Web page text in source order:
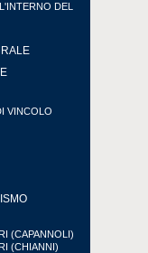
DEL
VINCOLO
(CAPANNOLI)
(CHIANNI)